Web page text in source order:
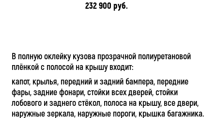
232 900 руб.
В полную оклейку кузова прозрачной полиуретановой
плёнкой с полосой на крышу входит:
капот, крылья, передний и задний бампера, передние
фары, задние фонари, стойки всех дверей, стойки
лобового и заднего стёкол, полоса на крышу, все двери,
наружные зеркала, наружные пороги, крышка багажника.